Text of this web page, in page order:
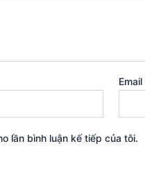
Email
lần bình luận kế tiếp của tôi.